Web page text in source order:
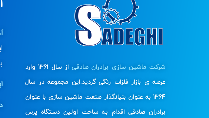
شرکت ماشین سازی برادران صادقی
از سال 1361 وارد
عرصه ی بازار فلزات رنگی گردید.این مجموعه در سال
1364 به عنوان بنیانگذار صنعت ماشین سازی با عنوان
برادران صادقی اقدام به ساخت اولین دستگاه پرس